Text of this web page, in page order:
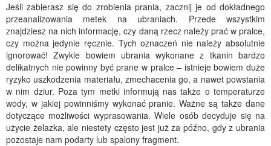
Jeśli zabierasz się do zrobienia prania, zacznij je od dokładnego
przeanalizowania metek na ubraniach. Przede wszystkim
znajdziesz na nich informację, czy daną rzecz należy prać w pralce,
czy można jedynie ręcznie. Tych oznaczeń nie należy absolutnie
ignorować! Zwykle bowiem ubrania wykonane z tkanin bardzo
delikatnych nie powinny być prane w pralce – istnieje bowiem duże
ryzyko uszkodzenia materiału, zmechacenia go, a nawet powstania
w nim dziur. Poza tym metki informują nas także o temperaturze
wody, w jakiej powinniśmy wykonać pranie. Ważne są także dane
dotyczące możliwości wyprasowania. Wiele osób decyduje się na
użycie żelazka, ale niestety często jest już za późno, gdy z ubrania
pozostaje nam podarty lub spalony fragment.